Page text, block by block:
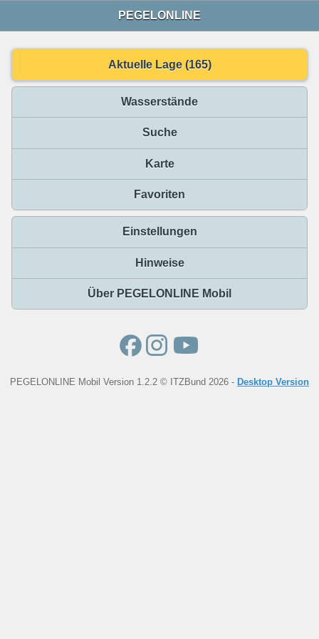
PEGELONLINE
Aktuelle Lage (165)
Wasserstände
Suche
Karte
Favoriten
Einstellungen
Hinweise
Über PEGELONLINE Mobil
PEGELONLINE Mobil Version 1.2.2 © ITZBund 2026 - Desktop Version